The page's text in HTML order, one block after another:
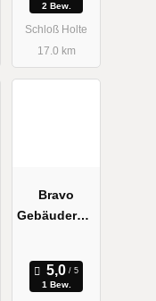
2 Bew.
Schloß Holte
17.0 km
Bravo
Gebäuderein
1 Bew.